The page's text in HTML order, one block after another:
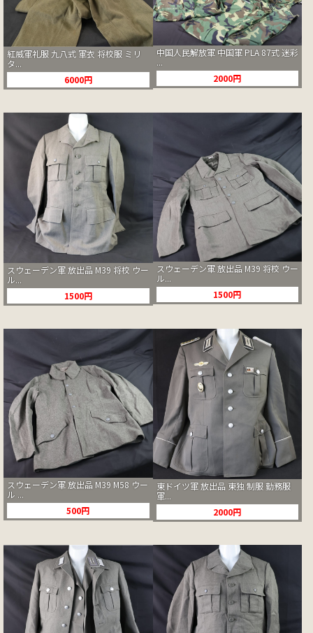
紅威軍礼服 九八式 軍衣 将校服 ミリ
タ...
6000円
中国人民解放軍 中国軍 PLA 87式 迷彩
...
2000円
スウェーデン軍 放出品 M39 将校 ウー
ル...
1500円
スウェーデン軍 放出品 M39 将校 ウー
ル...
1500円
スウェーデン軍 放出品 M39 M58 ウー
ル ...
500円
東ドイツ軍 放出品 東独 制服 勤務服
軍...
2000円